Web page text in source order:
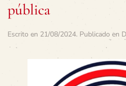
pública
Escrito en 21/08/2024. Publicado en